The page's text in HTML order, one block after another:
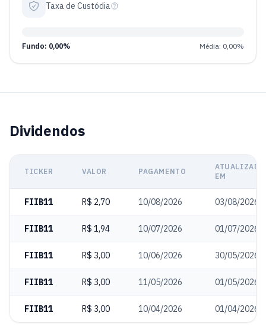
Taxa de Custódia
Fundo: 0,00% Média: 0,00%
Dividendos
TICKER VALOR PAGAMENTO
ATUALIZADO
EM
FIIB11 R$ 2,70 10/08/2026 03/08/2026
FIIB11 R$ 1,94 10/07/2026 01/07/2026
FIIB11 R$ 3,00 10/06/2026 30/05/2026
FIIB11 R$ 3,00 11/05/2026 01/05/2026
FIIB11 R$ 3,00 10/04/2026 01/04/2026